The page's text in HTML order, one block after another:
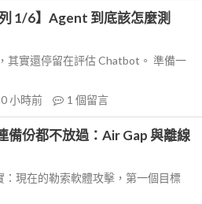
1/6】Agent 到底該怎麼測
其實還停留在評估 Chatbot。 準備一
小時前 1 個留言
備份都不放過：Air Gap 與離線
現在的勒索軟體攻擊，第一個目標